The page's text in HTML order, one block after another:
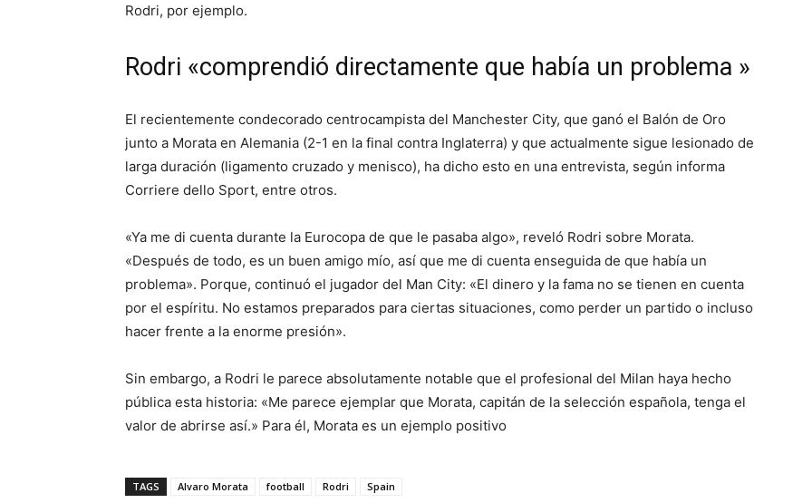
Rodri, por ejemplo.
Rodri «comprendió directamente que había un problema »
El recientemente condecorado centrocampista del Manchester City, que ganó el Balón de Oro
junto a Morata en Alemania (2-1 en la final contra Inglaterra) y que actualmente sigue lesionado de
larga duración (ligamento cruzado y menisco), ha dicho esto en una entrevista, según informa
Corriere dello Sport, entre otros.
«Ya me di cuenta durante la Eurocopa de que le pasaba algo», reveló Rodri sobre Morata.
«Después de todo, es un buen amigo mío, así que me di cuenta enseguida de que había un
problema». Porque, continuó el jugador del Man City: «El dinero y la fama no se tienen en cuenta
por el espíritu. No estamos preparados para ciertas situaciones, como perder un partido o incluso
hacer frente a la enorme presión».
Sin embargo, a Rodri le parece absolutamente notable que el profesional del Milan haya hecho
pública esta historia: «Me parece ejemplar que Morata, capitán de la selección española, tenga el
valor de abrirse así.» Para él, Morata es un ejemplo positivo
TAGS Alvaro Morata football Rodri Spain